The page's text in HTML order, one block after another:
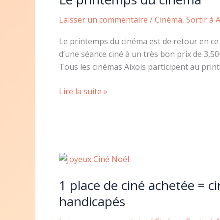
Laisser un commentaire /Cinéma, Sortir à
Le printemps du cinéma est de retour en
d’une séance ciné à un très bon prix de
Tous les cinémas Aixois participent au
Le
cinéma
Lire la suite »
1 place de ciné achetée =
handicapés